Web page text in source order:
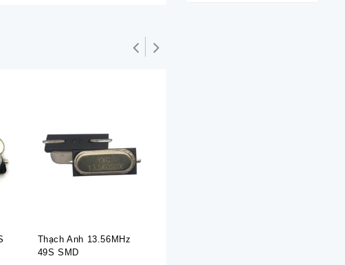
Thạch Anh 13.56MHz
49S SMD